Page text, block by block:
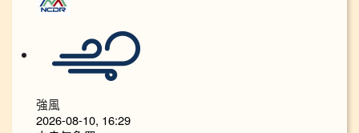
強風
2026-08-10, 16:29